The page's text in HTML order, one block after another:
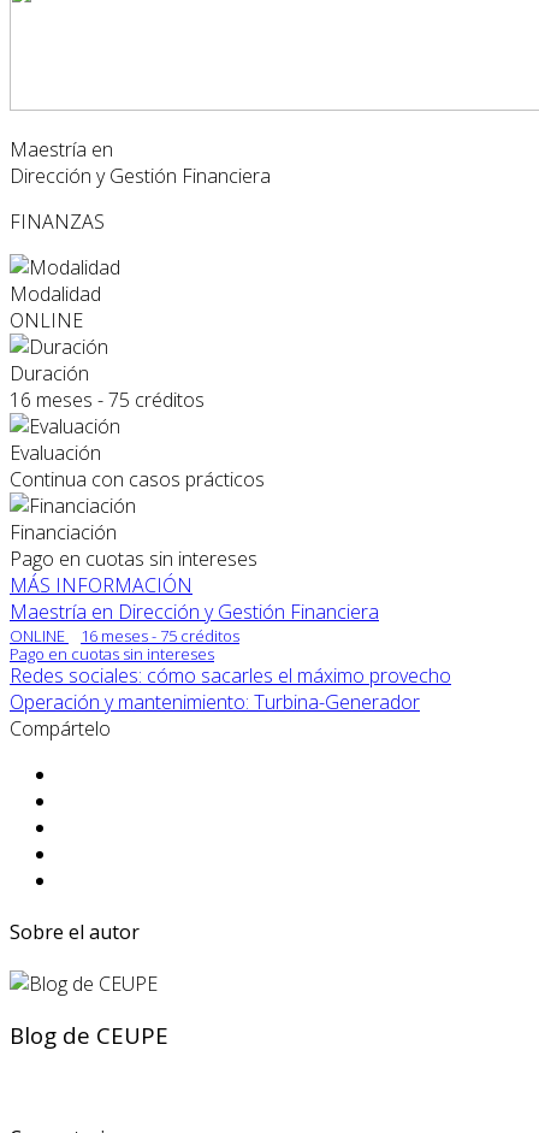
Maestría en
Dirección y Gestión Financiera
FINANZAS
Modalidad
ONLINE
Duración
16 meses - 75 créditos
Evaluación
Continua con casos prácticos
Financiación
Pago en cuotas sin intereses
MÁS INFORMACIÓN
Maestría en Dirección y Gestión Financiera
ONLINE
16 meses - 75 créditos
Pago en cuotas sin intereses
Redes sociales: cómo sacarles el máximo provecho
Operación y mantenimiento: Turbina-Generador
Compártelo
Sobre el autor
Blog de CEUPE